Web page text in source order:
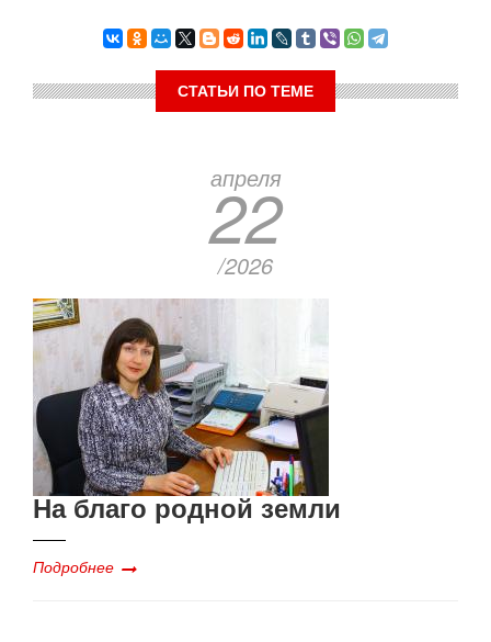
СТАТЬИ ПО ТЕМЕ
апреля
22
/2026
На благо родной земли
Подробнее